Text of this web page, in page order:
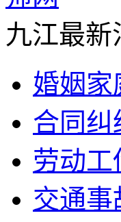
九江最新
婚姻家
合同纠
劳动工
交通事